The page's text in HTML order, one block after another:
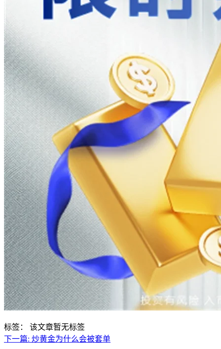
标签：
该文章暂无标签
下一篇: 炒黄金为什么会被套单